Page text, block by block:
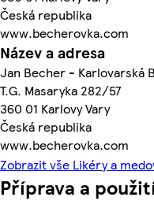
Česká republika
www.becherovka.com
Název a adresa
Jan Becher - Karlovarská
T.G. Masaryka 282/57
360 01 Karlovy Vary
Česká republika
www.becherovka.com
Zobrazit vše Likéry a
Příprava a